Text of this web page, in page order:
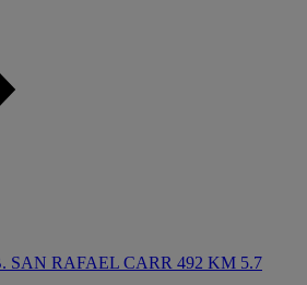
SAN RAFAEL CARR 492 KM 5.7